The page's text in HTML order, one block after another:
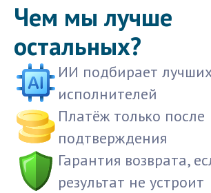
Чем мы лучше
остальных?
ИИ подбирает
исполнителей
Платёж только после
подтверждения
Гарантия возврата,
результат не устроит